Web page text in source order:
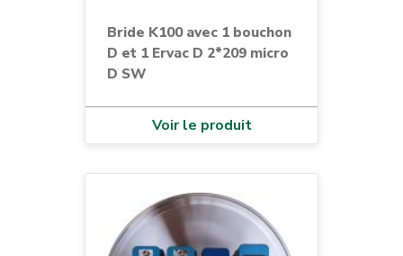
Bride K100 avec 1 bouchon
D et 1 Ervac D 2*209 micro
D SW
Voir le produit